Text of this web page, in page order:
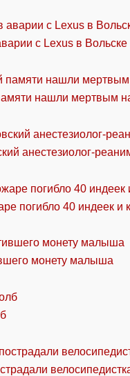
c Lexus в Вольске
нашли мертвым
анестезиолог-
погибло 40 индеек и
монету малыша